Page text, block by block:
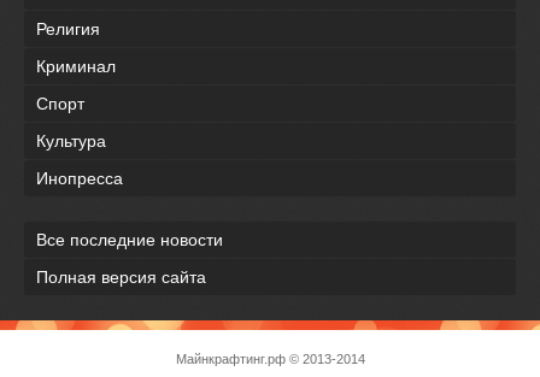
Религия
Криминал
Спорт
Культура
Инопресса
Все последние новости
Полная версия сайта
Майнкрафтинг.рф© 2013-2014